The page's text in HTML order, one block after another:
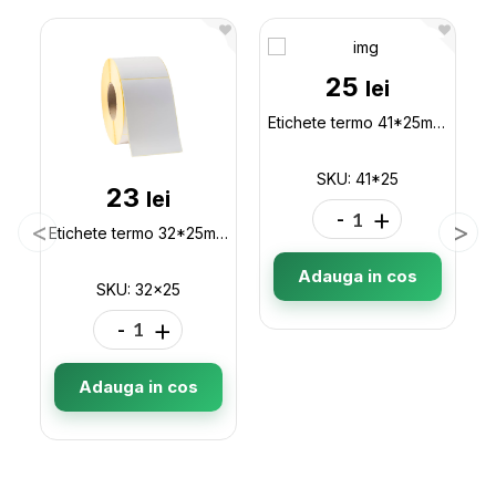
23 lei
Etichete termo 32*25mm (1000buc) 32x25
SKU: 32x25
- +
Adauga in cos
25 lei
Etichete termo 41*25mm (1000buc) 41*25
SKU: 41*25
- +
Adauga in cos